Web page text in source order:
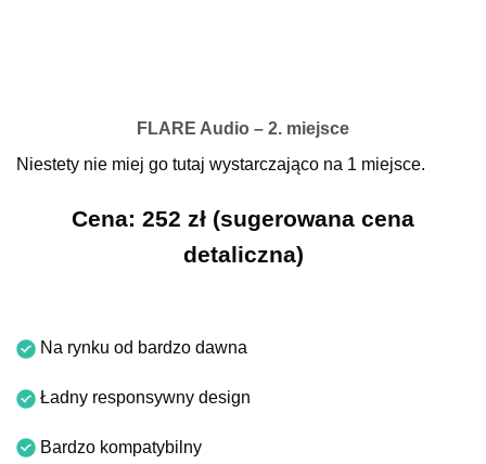
FLARE Audio – 2. miejsce
Niestety nie miej go tutaj wystarczająco na 1 miejsce.
Cena: 252 zł (sugerowana cena
detaliczna)
Na rynku od bardzo dawna
Ładny responsywny design
Bardzo kompatybilny